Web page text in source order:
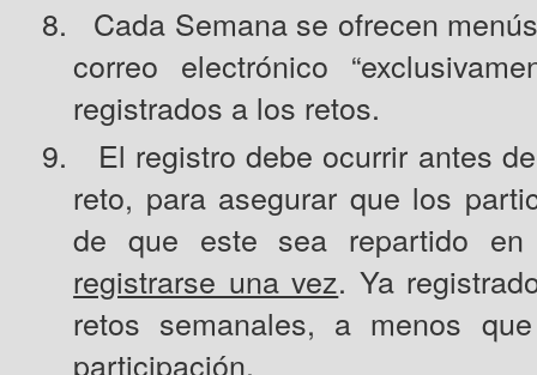
8.
Cada Semana se ofrecen
correo electrónico
registrados a los retos.
9.
El registro debe ocurrir antes
reto, para asegurar que los
de que este sea repartido
registrarse una vez. Ya
retos semanales, a menos
participación.